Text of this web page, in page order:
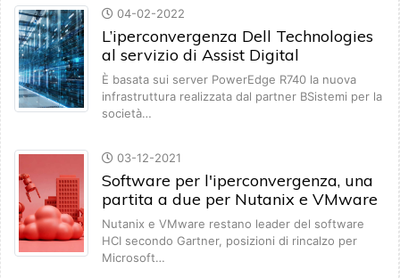
04-02-2022
L’iperconvergenza Dell Technologies
al servizio di Assist Digital
È basata sui server PowerEdge R740 la nuova
infrastruttura realizzata dal partner BSistemi per la
società…
03-12-2021
Software per l'iperconvergenza, una
partita a due per Nutanix e VMware
Nutanix e VMware restano leader del software
HCI secondo Gartner, posizioni di rincalzo per
Microsoft…